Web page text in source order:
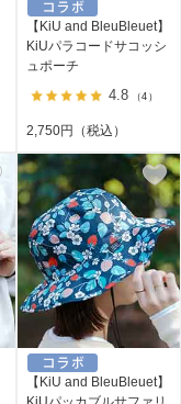
【KiU and BleuBleuet】
KiUパラコードサコッシ
ュポーチ
4.8 （4）
2,750円（税込）
【KiU and BleuBleuet】